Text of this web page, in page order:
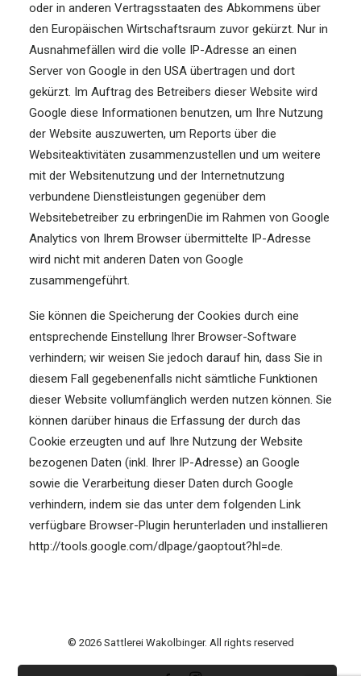
oder in anderen Vertragsstaaten des Abkommens über
den Europäischen Wirtschaftsraum zuvor gekürzt. Nur in
Ausnahmefällen wird die volle IP-Adresse an einen
Server von Google in den USA übertragen und dort
gekürzt. Im Auftrag des Betreibers dieser Website wird
Google diese Informationen benutzen, um Ihre Nutzung
der Website auszuwerten, um Reports über die
Websiteaktivitäten zusammenzustellen und um weitere
mit der Websitenutzung und der Internetnutzung
verbundene Dienstleistungen gegenüber dem
Websitebetreiber zu erbringenDie im Rahmen von Google
Analytics von Ihrem Browser übermittelte IP-Adresse
wird nicht mit anderen Daten von Google
zusammengeführt.
Sie können die Speicherung der Cookies durch eine
entsprechende Einstellung Ihrer Browser-Software
verhindern; wir weisen Sie jedoch darauf hin, dass Sie in
diesem Fall gegebenenfalls nicht sämtliche Funktionen
dieser Website vollumfänglich werden nutzen können. Sie
können darüber hinaus die Erfassung der durch das
Cookie erzeugten und auf Ihre Nutzung der Website
bezogenen Daten (inkl. Ihrer IP-Adresse) an Google
sowie die Verarbeitung dieser Daten durch Google
verhindern, indem sie das unter dem folgenden Link
verfügbare Browser-Plugin herunterladen und installieren
http://tools.google.com/dlpage/gaoptout?hl=de.
© 2026 Sattlerei Wakolbinger. All rights reserved